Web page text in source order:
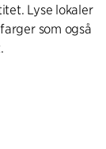
Lyse lokaler
som også